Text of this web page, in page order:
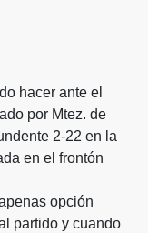
hacer ante el
por Mtez. de
2-22 en la
en el frontón
opción
partido y cuando